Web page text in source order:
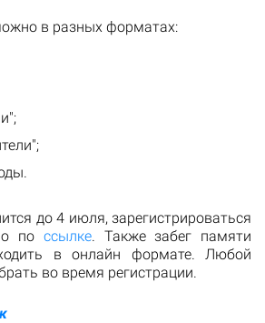
в разных форматах:
до 4 июля, зарегистрироваться
по ссылке. Также забег памяти
в онлайн формате. Любой
во время регистрации.